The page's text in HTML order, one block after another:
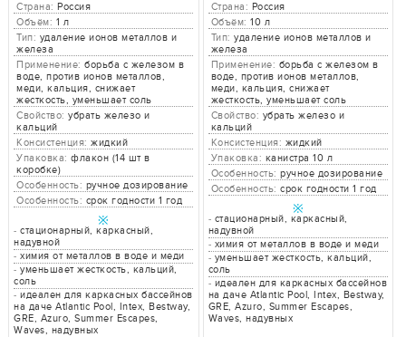
Страна:Россия
Объём: 1 л
Тип: удаление ионов металлов и
железа
Применение:борьба с железом в
воде, против ионов металлов,
меди, кальция, снижает
жесткость, уменьшает соль
Свойство:убрать железо и
кальций
Консистенция:жидкий
Упаковка:флакон (14 шт в
коробке)
Особенность: ручное дозирование
Особенность: срок годности 1 год
※
-стационарный, каркасный,
надувной
-химия от металлов в воде и меди
-уменьшает жесткость, кальций,
соль
-идеален для каркасных бассейнов
на даче Atlantic Pool, Intex, Bestway,
GRE, Azuro, Summer Escapes,
Waves, надувных
Страна: Россия
Объём:10 л
Тип:удаление ионов металлов и
железа
Применение: борьба с железом в
воде, против ионов металлов,
меди, кальция, снижает
жесткость, уменьшает соль
Свойство: убрать железо и
кальций
Консистенция: жидкий
Упаковка: канистра 10 л
Особенность:ручное дозирование
Особенность:срок годности 1 год
※
- стационарный, каркасный,
надувной
- химия от металлов в воде и меди
- уменьшает жесткость, кальций,
соль
- идеален для каркасных бассейнов
на даче Atlantic Pool, Intex, Bestway,
GRE, Azuro, Summer Escapes,
Waves, надувных